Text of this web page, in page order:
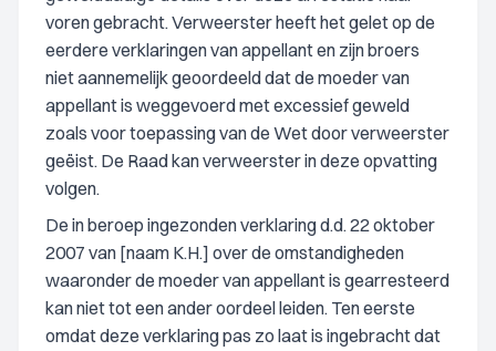
voren gebracht. Verweerster heeft het gelet op de
eerdere verklaringen van appellant en zijn broers
niet aannemelijk geoordeeld dat de moeder van
appellant is weggevoerd met excessief geweld
zoals voor toepassing van de Wet door verweerster
geëist. De Raad kan verweerster in deze opvatting
volgen.
De in beroep ingezonden verklaring d.d. 22 oktober
2007 van [naam K.H.] over de omstandigheden
waaronder de moeder van appellant is gearresteerd
kan niet tot een ander oordeel leiden. Ten eerste
omdat deze verklaring pas zo laat is ingebracht dat